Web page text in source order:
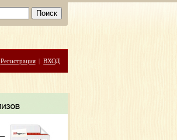
Регистрация | ВХОД